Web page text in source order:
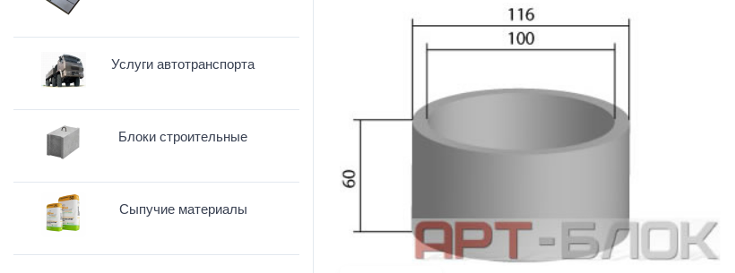
Услуги автотранспорта
Блоки строительные
Сыпучие материалы